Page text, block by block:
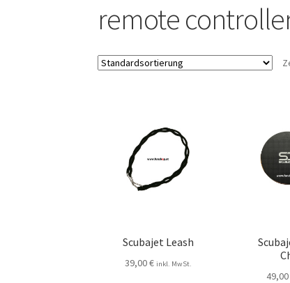
remote
Scubajet Leash
39,00€ inkl. MwSt.
49,00